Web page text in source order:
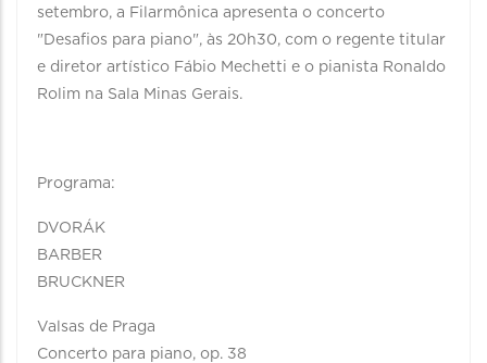
setembro, a Filarmônica apresenta o concerto
"Desafios para piano", às 20h30, com o regente titular
e diretor artístico Fábio Mechetti e o pianista Ronaldo
Rolim na Sala Minas Gerais.
Programa:
DVORÁK
BARBER
BRUCKNER
Valsas de Praga
Concerto para piano, op. 38